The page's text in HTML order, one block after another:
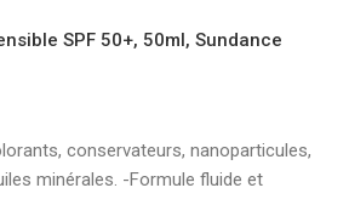
SPF 50+, 50ml, Sundance
conservateurs, nanoparticules,
minérales. -Formule fluide et